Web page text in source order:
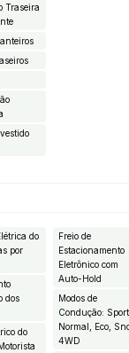
Traseira
do
por
dos
do
Freio de
Estacionamento
Eletrônico com
Auto-Hold
Modos de
Condução:
Normal, Eco,
4WD